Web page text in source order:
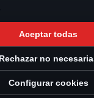
Aceptar todas
Rechazar no
Configurar cookies